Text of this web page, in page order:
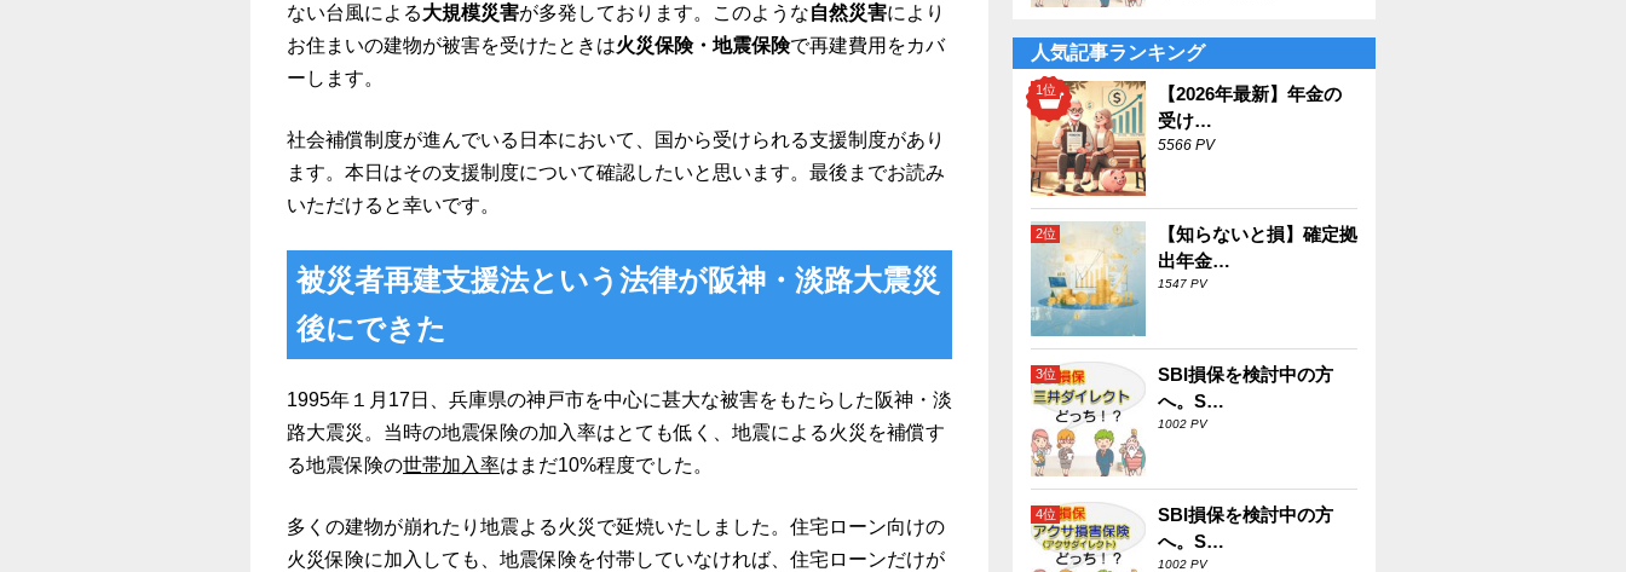
ない台風による大規模災害が多発しております。このような自然災害により
お住まいの建物が被害を受けたときは火災保険・地震保険で再建費用をカバ
ーします。
社会補償制度が進んでいる日本において、国から受けられる支援制度があり
ます。本日はその支援制度について確認したいと思います。最後までお読み
いただけると幸いです。
被災者再建支援法という法律が阪神・淡路大震災
後にできた
1995年１月17日、兵庫県の神戸市を中心に甚大な被害をもたらした阪神・淡
路大震災。当時の地震保険の加入率はとても低く、地震による火災を補償す
る地震保険の世帯加入率はまだ10%程度でした。
多くの建物が崩れたり地震よる火災で延焼いたしました。 住宅ローン向けの
火災保険に加入しても、地震保険を付帯していなければ、住宅ローンだけが
人気記事ランキング
【2026年最新】年金の
受け…
5566 PV
【知らないと損】確定拠
出年金…
1547 PV
SBI損保を検討中の方
へ。S…
1002 PV
SBI損保を検討中の方
へ。S…
1002 PV